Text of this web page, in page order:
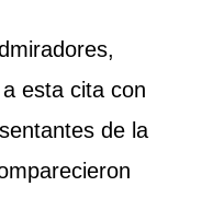
esta cita con
de la